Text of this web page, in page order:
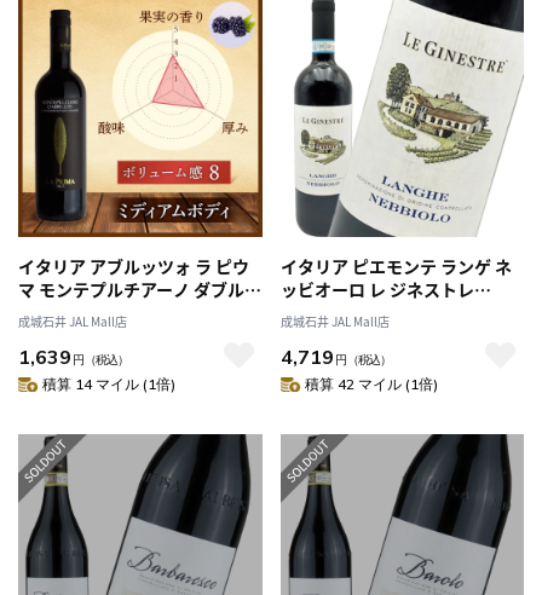
イタリア アブルッツォ ラ ピウ
マ モンテプルチアーノ ダブル
ッツォ 750ml
成城石井 JAL Mall店
1,639 円 （税込）
積算 14 マイル (1倍)
イタリア ピエモンテ ランゲ ネ
ッビオーロ レ ジネストレ
750ml
成城石井 JAL Mall店
4,719 円 （税込）
積算 42 マイル (1倍)